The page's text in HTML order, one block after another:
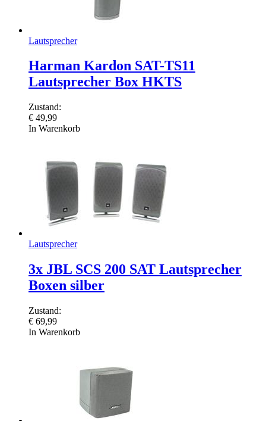
Lautsprecher
Harman Kardon SAT-TS11
Lautsprecher Box HKTS
Zustand:
€ 49,99
In Warenkorb
Lautsprecher
3x JBL SCS 200 SAT Lautsprecher
Boxen silber
Zustand:
€ 69,99
In Warenkorb